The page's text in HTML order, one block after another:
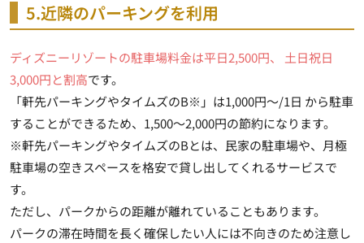
5.近隣のパーキングを利用
ディズニーリゾートの駐車場料金は平日2,500円、 土日祝日
3,000円と割高です。
「軒先パーキングやタイムズのB※」は1,000円～/1日 から駐車
することができるため、1,500～2,000円の節約になります。
※軒先パーキングやタイムズのBとは、民家の駐車場や、月極
駐車場の空きスペースを格安で貸し出してくれるサービスで
す。
ただし、パークからの距離が離れていることもあります。
パークの滞在時間を長く確保したい人には不向きのため注意し